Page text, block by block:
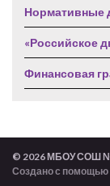
Нормативные
«Российское
Финансовая
© 2026 МБОУ СОШ
Создано с помощью